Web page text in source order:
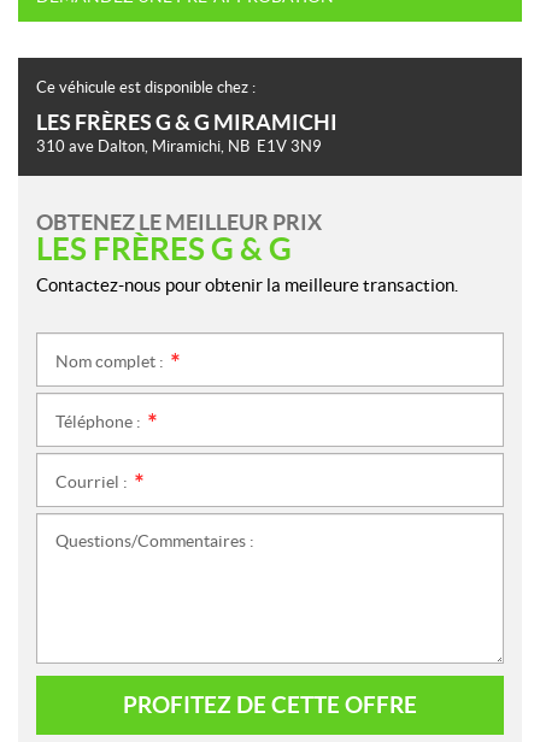
Ce véhicule est disponible chez :
LES FRÈRES G & G MIRAMICHI
310 ave Dalton, Miramichi, NB E1V 3N9
OBTENEZ LE MEILLEUR PRIX
LES FRÈRES G & G
Contactez-nous pour obtenir la meilleure transaction.
Nom complet :
Téléphone :
Courriel :
Questions/Commentaires :
PROFITEZ DE CETTE OFFRE